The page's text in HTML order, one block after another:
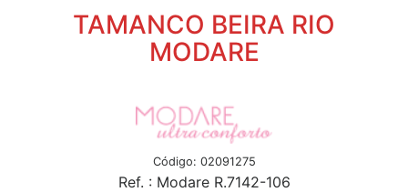
TAMANCO BEIRA RIO
MODARE
Código: 02091275
Ref. : Modare R.7142-106